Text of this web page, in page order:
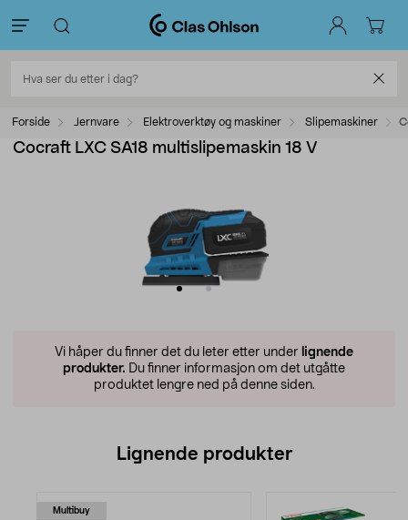
Forside Jernvare Elektroverktøy og maskiner Slipemaskiner
Cocraft LXC SA18 multislipemaskin 18 V
Vi håper du finner det du leter etter under lignende
produkter. Du finner informasjon om det utgåtte
produktet lengre ned på denne siden.
Lignende produkter
Multibuy